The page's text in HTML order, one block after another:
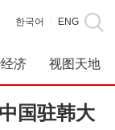
한국어 ENG
济 视图天地
国驻韩大